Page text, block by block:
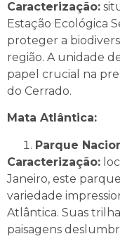
Caracterização:
Estação Ecológica
proteger a
região. A unidade
papel crucial na
do Cerrado.
Mata Atlântica:
Parque
Caracterização:
Janeiro, este
variedade
Atlântica. Suas
paisagens